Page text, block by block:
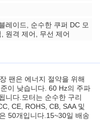
레이드, 순수한 쿠퍼 DC 모
원격 제어, 무선 제어
팬은 에너지 절약을 위해
이 낮습니다. 60 Hz의 주파
니다.모터는 순수한 구리
CE, ROHS, CB, SAA 및
50개입니다.15~30일 배송